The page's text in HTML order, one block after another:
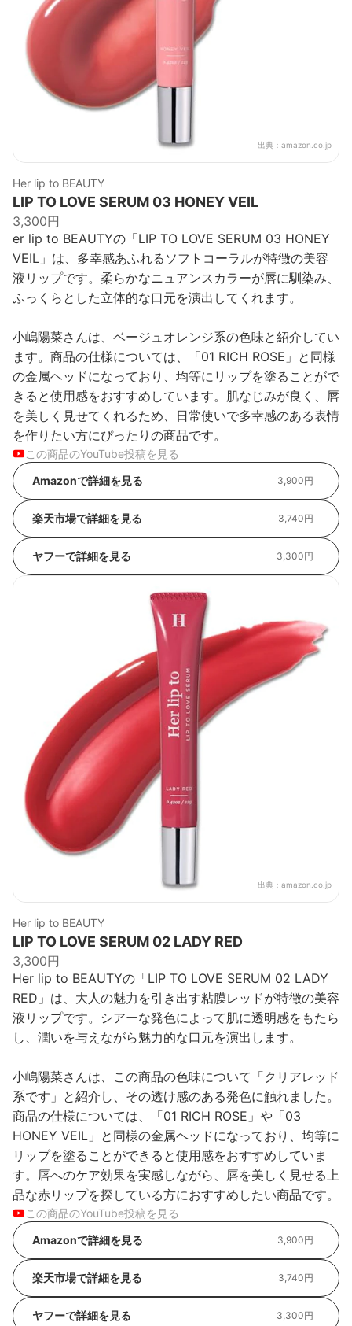
出典： amazon.co.jp
Her lip to BEAUTY
LIP TO LOVE SERUM 03 HONEY VEIL
3,300円
er lip to BEAUTYの「LIP TO LOVE SERUM 03 HONEY
VEIL」は、多幸感あふれるソフトコーラルが特徴の美容
液リップです。柔らかなニュアンスカラーが唇に馴染み、
ふっくらとした立体的な口元を演出してくれます。
小嶋陽菜さんは、ベージュオレンジ系の色味と紹介してい
ます。商品の仕様については、「01 RICH ROSE」と同様
の金属ヘッドになっており、均等にリップを塗ることがで
きると使用感をおすすめしています。肌なじみが良く、唇
を美しく見せてくれるため、日常使いで多幸感のある表情
を作りたい方にぴったりの商品です。
この商品のYouTube投稿を見る
Amazonで詳細を見る 3,900円
楽天市場で詳細を見る 3,740円
ヤフーで詳細を見る 3,300円
出典： amazon.co.jp
Her lip to BEAUTY
LIP TO LOVE SERUM 02 LADY RED
3,300円
Her lip to BEAUTYの「LIP TO LOVE SERUM 02 LADY
RED」は、大人の魅力を引き出す粘膜レッドが特徴の美容
液リップです。シアーな発色によって肌に透明感をもたら
し、潤いを与えながら魅力的な口元を演出します。
小嶋陽菜さんは、この商品の色味について「クリアレッド
系です」と紹介し、その透け感のある発色に触れました。
商品の仕様については、「01 RICH ROSE」や「03
HONEY VEIL」と同様の金属ヘッドになっており、均等に
リップを塗ることができると使用感をおすすめしていま
す。唇へのケア効果を実感しながら、唇を美しく見せる上
品な赤リップを探している方におすすめしたい商品です。
この商品のYouTube投稿を見る
Amazonで詳細を見る 3,900円
楽天市場で詳細を見る 3,740円
ヤフーで詳細を見る 3,300円